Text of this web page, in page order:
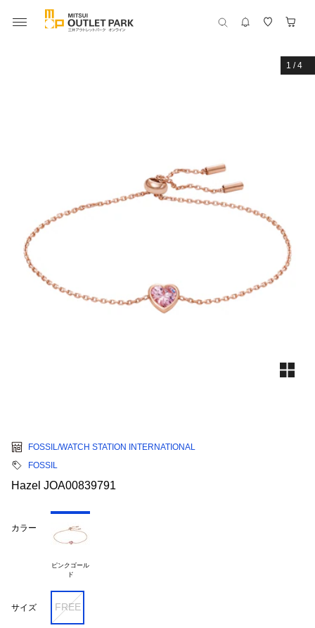
1 /4
FOSSIL/WATCH STATION INTERNATIONAL
FOSSIL
Hazel JOA00839791
カラー
ピンクゴール
サイズ FREE